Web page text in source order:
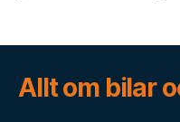
Allt om bilar